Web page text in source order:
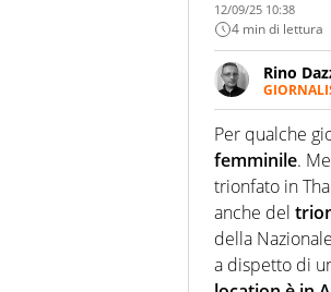
12/09/25 10:38
4 min di lettura
Rino
Se mai
farebbe
curve
Per qualche
femminile.
trionfato in
anche del
della
a dispetto di